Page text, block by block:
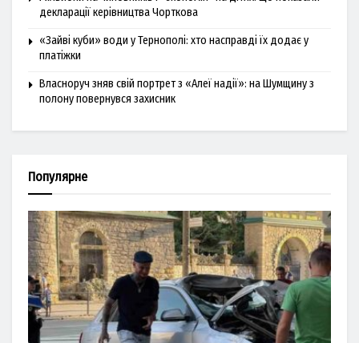
декларації керівництва Чорткова
«Зайві куби» води у Тернополі: хто насправді їх додає у
платіжки
Власноруч зняв свій портрет з «Алеї надії»: на Шумщину з
полону повернувся захисник
Популярне